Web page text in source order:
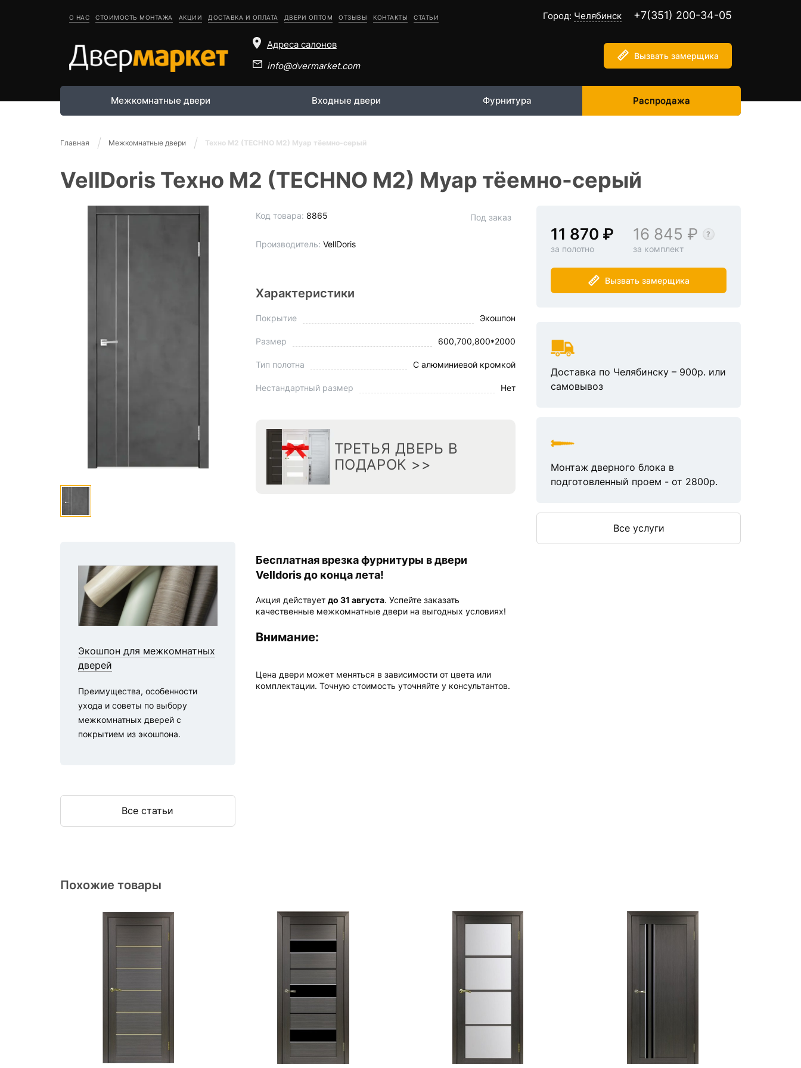
О НАС СТОИМОСТЬ МОНТАЖА АКЦИИ ДОСТАВКА И ОПЛАТА ДВЕРИ ОПТОМ ОТЗЫВЫ КОНТАКТЫ СТАТЬИ Город: Челябинск +7(351) 200-34-05
Адреса салонов
info@dvermarket.com
Вызвать замерщика
Межкомнатные двери Входные двери Фурнитура Распродажа
Главная Межкомнатные двери Техно М2 (TECHNO M2) Муар тёемно-серый
VellDoris Техно М2 (TECHNO M2) Муар тёемно-серый
Экошпон для межкомнатных
дверей
Преимущества, особенности
ухода и советы по выбору
межкомнатных дверей с
покрытием из экошпона.
Все статьи
Код товара: 8865
Производитель: VellDoris
Под заказ
Характеристики
Покрытие Экошпон
Размер 600,700,800*2000
Тип полотна С алюминиевой кромкой
Нестандартный размер Нет
ТРЕТЬЯ ДВЕРЬ В
ПОДАРОК >>
Бесплатная врезка фурнитуры в двери
Velldoris до конца лета!
Акция действуетдо 31 августа. Успейте заказать
качественные межкомнатные двери на выгодных условиях!
Внимание:
Цена двери может меняться в зависимости от цвета или
комплектации. Точную стоимость уточняйте у консультантов.
11 870
за полотно
16 845
за комплект
Вызвать замерщика
Доставка по Челябинску – 900р. или
самовывоз
Монтаж дверного блока в
подготовленный проем - от 2800р.
Все услуги
Похожие товары